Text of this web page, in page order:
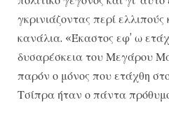
γκρινιάζοντας περί
κανάλια. «Έκαστος εφ’ ω
δυσαρέσκεια του Μεγάρου
παρόν ο μόνος που ετάχθη
Τσίπρα ήταν ο πάντα